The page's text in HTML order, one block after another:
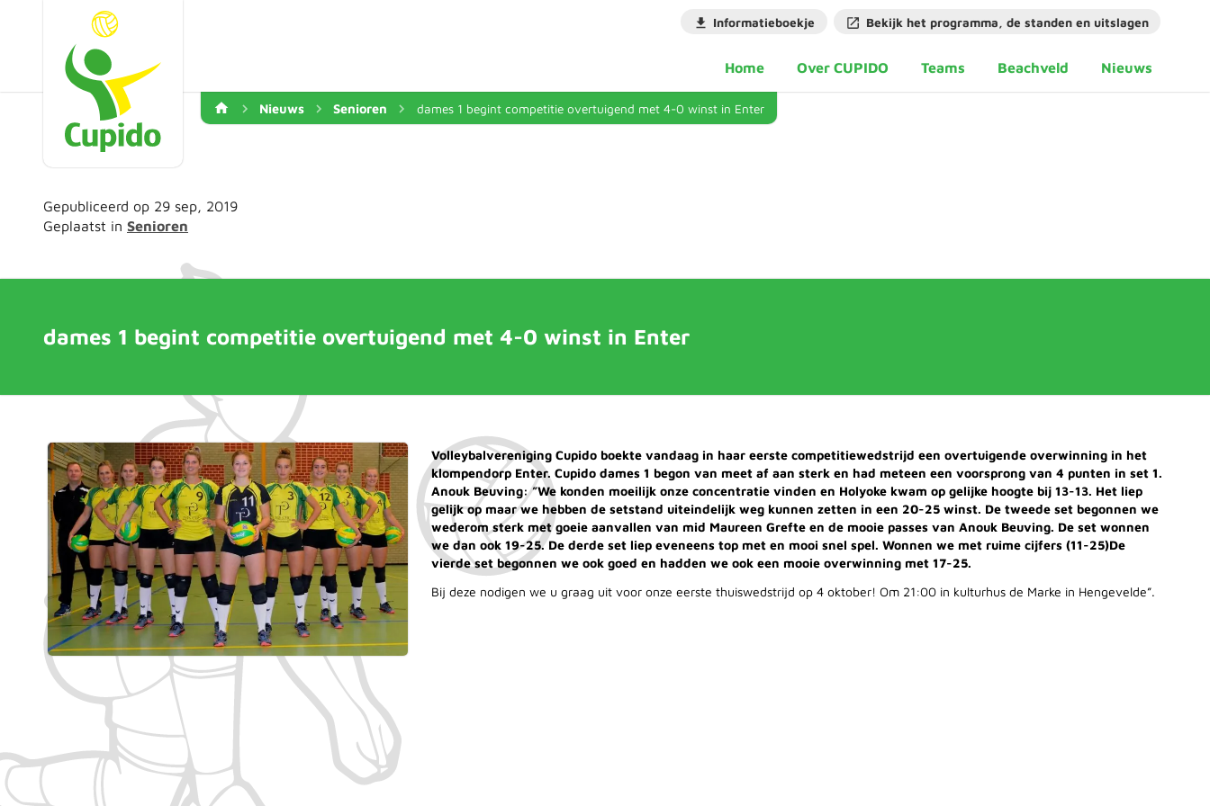
Informatieboekje Bekijk het programma, de standen en uitslagen
Home Over CUPIDO Teams Beachveld Nieuws
Nieuws Senioren dames 1 begint competitie overtuigend met 4-0 winst in Enter
Gepubliceerd op 29 sep, 2019
Geplaatst in Senioren
dames 1 begint competitie overtuigend met 4-0 winst in Enter
Volleybalvereniging Cupido boekte vandaag in haar eerste competitiewedstrijd een overtuigende overwinning in het
klompendorp Enter. Cupido dames 1 begon van meet af aan sterk en had meteen een voorsprong van 4 punten in set 1.
Anouk Beuving: ”We konden moeilijk onze concentratie vinden en Holyoke kwam op gelijke hoogte bij 13-13. Het liep
gelijk op maar we hebben de setstand uiteindelijk weg kunnen zetten in een 20-25 winst. De tweede set begonnen we
wederom sterk met goeie aanvallen van mid Maureen Grefte en de mooie passes van Anouk Beuving. De set wonnen
we dan ook 19-25. De derde set liep eveneens top met en mooi snel spel. Wonnen we met ruime cijfers (11-25)De
vierde set begonnen we ook goed en hadden we ook een mooie overwinning met 17-25.
Bij deze nodigen we u graag uit voor onze eerste thuiswedstrijd op 4 oktober! Om 21:00 in kulturhus de Marke in Hengevelde”.